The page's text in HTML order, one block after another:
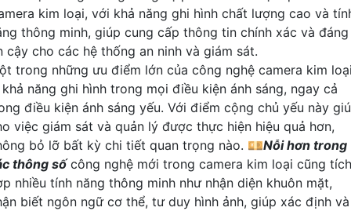
kim loại, với khả năng ghi hình chất lượng cao và
thông minh, giúp cung cấp thông tin chính xác và đáng
cậy cho các hệ thống an ninh và giám sát.
trong những ưu điểm lớn của công nghệ camera kim
năng ghi hình trong mọi điều kiện ánh sáng, ngay cả
điều kiện ánh sáng yếu. Với điểm cộng chủ yếu này
việc giám sát và quản lý được thực hiện hiệu quả hơn,
bỏ lỡ bất kỳ chi tiết quan trọng nào. 💴Nỗi hơn trong
thông sốcông nghệ mới trong camera kim loại cũng tích
nhiều tính năng thông minh như nhận diện khuôn mặt,
biết ngôn ngữ cơ thể, tư duy hình ảnh, giúp xác định và